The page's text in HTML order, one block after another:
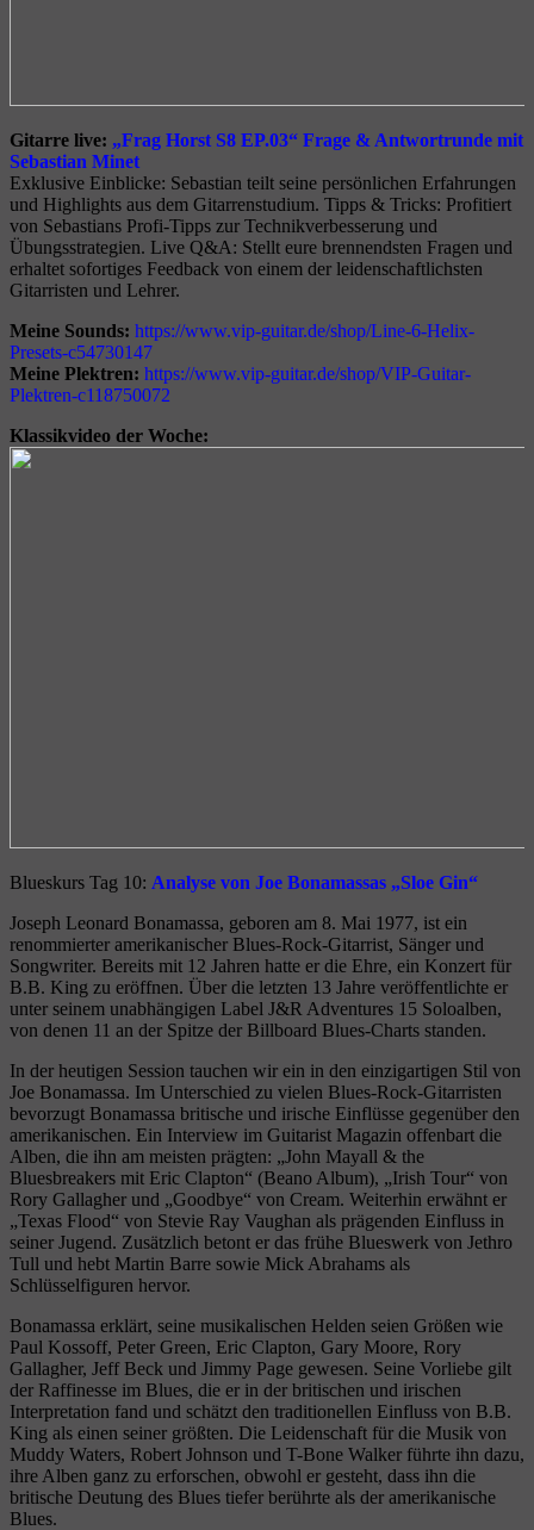
Gitarre live: „Frag Horst S8 EP.03“ Frage & Antwortrunde mit
Sebastian Minet
Exklusive Einblicke: Sebastian teilt seine persönlichen Erfahrungen
und Highlights aus dem Gitarrenstudium. Tipps & Tricks: Profitiert
von Sebastians Profi-Tipps zur Technikverbesserung und
Übungsstrategien. Live Q&A: Stellt eure brennendsten Fragen und
erhaltet sofortiges Feedback von einem der leidenschaftlichsten
Gitarristen und Lehrer.
Meine Sounds: https://www.vip-guitar.de/shop/Line-6-Helix-
Presets-c54730147
Meine Plektren: https://www.vip-guitar.de/shop/VIP-Guitar-
Plektren-c118750072
Klassikvideo der Woche:
Blueskurs Tag 10: Analyse von Joe Bonamassas „Sloe Gin“
Joseph Leonard Bonamassa, geboren am 8. Mai 1977, ist ein
renommierter amerikanischer Blues-Rock-Gitarrist, Sänger und
Songwriter. Bereits mit 12 Jahren hatte er die Ehre, ein Konzert für
B.B. King zu eröffnen. Über die letzten 13 Jahre veröffentlichte er
unter seinem unabhängigen Label J&R Adventures 15 Soloalben,
von denen 11 an der Spitze der Billboard Blues-Charts standen.
In der heutigen Session tauchen wir ein in den einzigartigen Stil von
Joe Bonamassa. Im Unterschied zu vielen Blues-Rock-Gitarristen
bevorzugt Bonamassa britische und irische Einflüsse gegenüber den
amerikanischen. Ein Interview im Guitarist Magazin offenbart die
Alben, die ihn am meisten prägten: „John Mayall & the
Bluesbreakers mit Eric Clapton“ (Beano Album), „Irish Tour“ von
Rory Gallagher und „Goodbye“ von Cream. Weiterhin erwähnt er
„Texas Flood“ von Stevie Ray Vaughan als prägenden Einfluss in
seiner Jugend. Zusätzlich betont er das frühe Blueswerk von Jethro
Tull und hebt Martin Barre sowie Mick Abrahams als
Schlüsselfiguren hervor.
Bonamassa erklärt, seine musikalischen Helden seien Größen wie
Paul Kossoff, Peter Green, Eric Clapton, Gary Moore, Rory
Gallagher, Jeff Beck und Jimmy Page gewesen. Seine Vorliebe gilt
der Raffinesse im Blues, die er in der britischen und irischen
Interpretation fand und schätzt den traditionellen Einfluss von B.B.
King als einen seiner größten. Die Leidenschaft für die Musik von
Muddy Waters, Robert Johnson und T-Bone Walker führte ihn dazu,
ihre Alben ganz zu erforschen, obwohl er gesteht, dass ihn die
britische Deutung des Blues tiefer berührte als der amerikanische
Blues.